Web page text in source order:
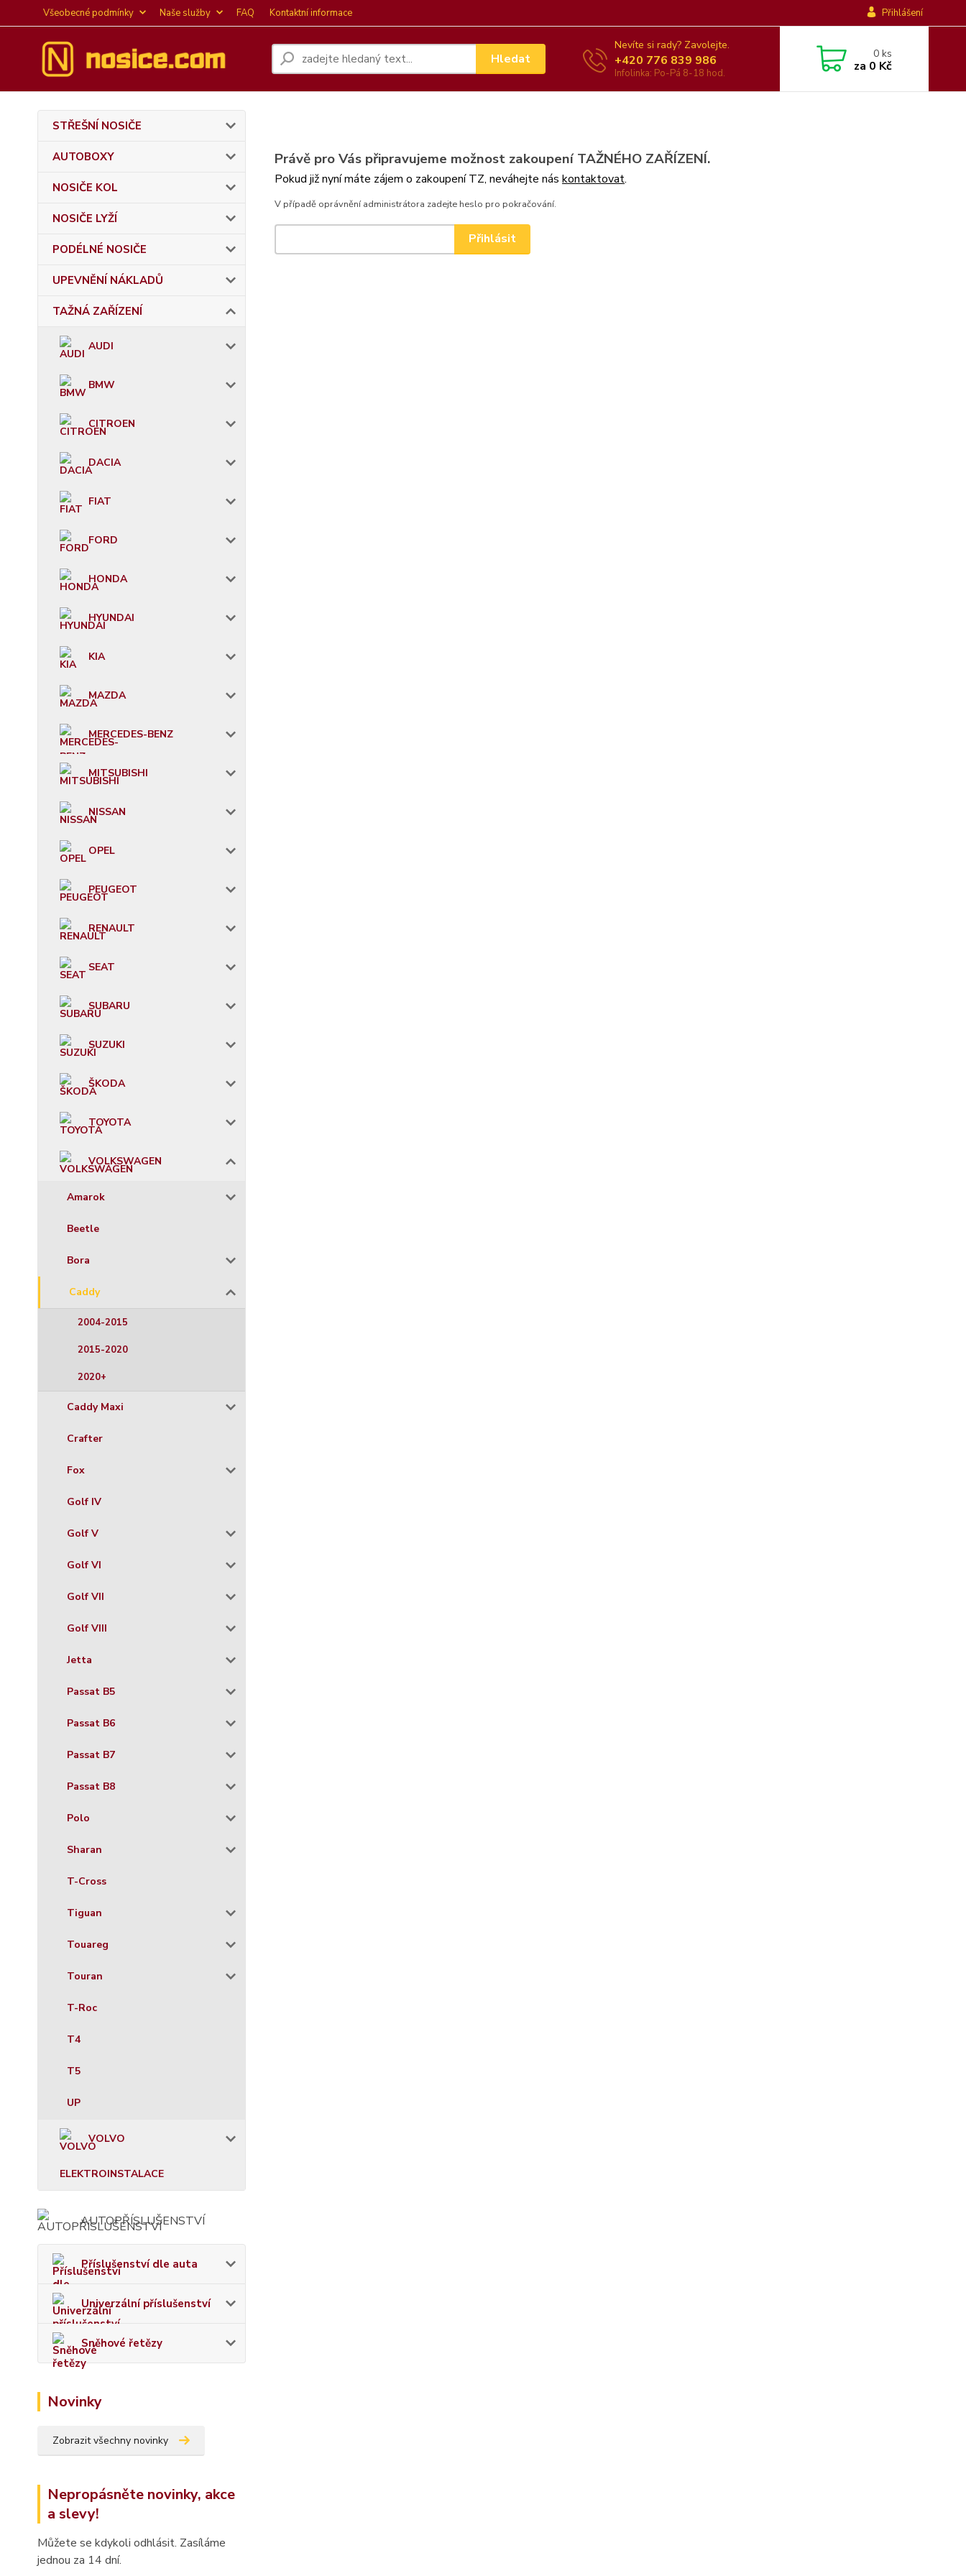
Všeobecné podmínky Naše služby FAQ Kontaktní informace Přihlášení
Hledat
Nevíte si rady? Zavolejte.
+420 776 839 986
Infolinka: Po-Pá 8-18 hod.
0ks
za 0 Kč
STŘEŠNÍ NOSIČE
AUTOBOXY
NOSIČE KOL
NOSIČE LYŽÍ
PODÉLNÉ NOSIČE
UPEVNĚNÍ NÁKLADŮ
TAŽNÁ ZAŘÍZENÍ
AUDI
BMW
CITROEN
DACIA
FIAT
FORD
HONDA
HYUNDAI
KIA
MAZDA
MERCEDES-BENZ
MITSUBISHI
NISSAN
OPEL
PEUGEOT
RENAULT
SEAT
SUBARU
SUZUKI
ŠKODA
TOYOTA
VOLKSWAGEN
Amarok
Beetle
Bora
Caddy
2004-2015
2015-2020
2020+
Caddy Maxi
Crafter
Fox
Golf IV
Golf V
Golf VI
Golf VII
Golf VIII
Jetta
Passat B5
Passat B6
Passat B7
Passat B8
Polo
Sharan
T-Cross
Tiguan
Touareg
Touran
T-Roc
T4
T5
UP
VOLVO
ELEKTROINSTALACE
AUTOPŘÍSLUŠENSTVÍ
Příslušenství dle auta
Univerzální příslušenství
Sněhové řetězy
Novinky
Zobrazit všechny novinky
Nepropásněte novinky, akce
a slevy!
Můžete se kdykoli odhlásit. Zasíláme
jednou za 14 dní.
Právě pro Vás připravujeme možnost zakoupení TAŽNÉHO ZAŘÍZENÍ.
Pokud již nyní máte zájem o zakoupení TZ, neváhejte nás kontaktovat.
V případě oprávnění administrátora zadejte heslo pro pokračování.